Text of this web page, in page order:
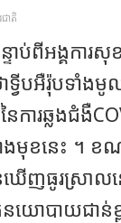
ជាតិ
ន្ទាប់ពីអង្គក
ាទ្វីបអឺរ៉ុបទាំ
ការឆ្លងជំងឺ
ងមុខនេះ ។ ខ
ើញធូរស្រាល
នយោបាយជាន់ខ្